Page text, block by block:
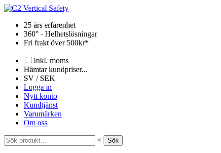
Hoppa
innehåll25 års erfarenhet
360° - Helhetslösningar
Fri frakt över 500kr*
Inkl. moms
Hämtar kundpriser...
SV / SEK
Logga in
Nytt konto
Kundtjänst
Varumärken
Om oss
× Sök